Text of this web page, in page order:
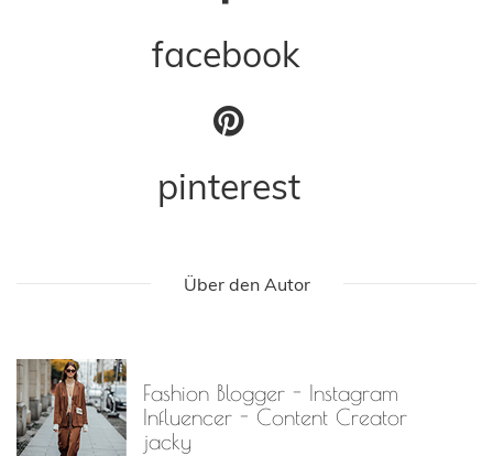
facebook
pinterest
Über den Autor
Fashion Blogger - Instagram
Influencer - Content Creator
jacky